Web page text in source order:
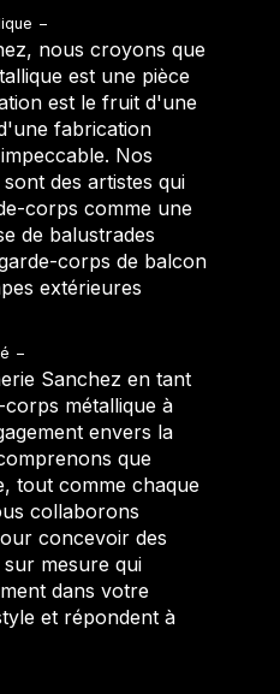
nous croyons que
est une pièce
est le fruit d'une
fabrication
Nos
des artistes qui
corps comme une
de balustrades
corps de balcon
extérieures
Sanchez en tant
métallique à
envers la
que
tout comme chaque
collaborons
concevoir des
mesure qui
dans votre
et répondent à